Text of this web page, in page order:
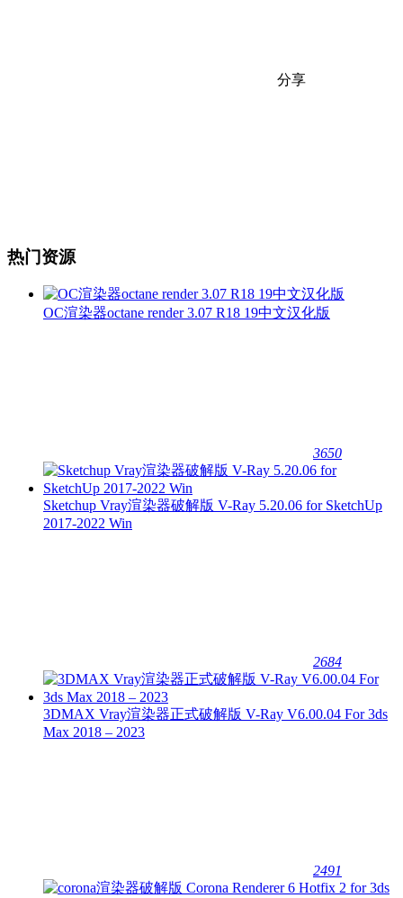
分享
热门资源
OC渲染器octane render 3.07 R18 19中文汉化版
3650
Sketchup Vray渲染器破解版 V-Ray 5.20.06 for SketchUp
2017-2022 Win
2684
3DMAX Vray渲染器正式破解版 V-Ray V6.00.04 For 3ds
Max 2018 – 2023
2491